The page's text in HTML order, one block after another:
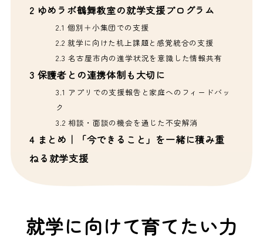
2 ゆめラボ鶴舞教室の就学支援プログラム
2.1 個別＋小集団での支援
2.2 就学に向けた机上課題と感覚統合の支援
2.3 名古屋市内の進学状況を意識した情報共有
3 保護者との連携体制も大切に
3.1 アプリでの支援報告と家庭へのフィードバッ
ク
3.2 相談・面談の機会を通じた不安解消
4まとめ｜「今できること」を一緒に積み重
ねる就学支援
就学に向けて育てたい力